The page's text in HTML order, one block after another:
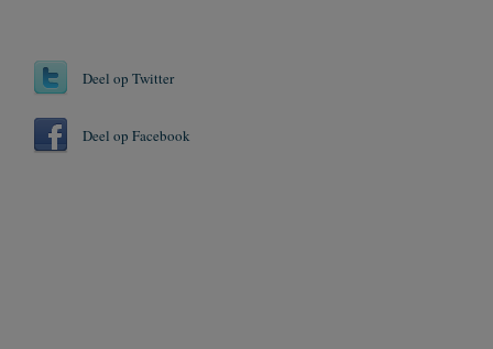
Deel op Twitter
Deel op Facebook